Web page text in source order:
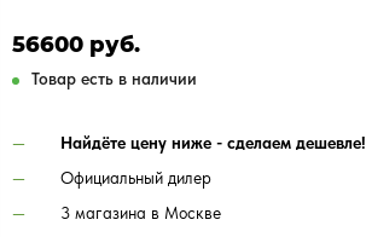
56600 руб.
Товар есть в наличии
Найдёте цену ниже - сделаем дешевле!
Официальный дилер
3 магазина в Москве